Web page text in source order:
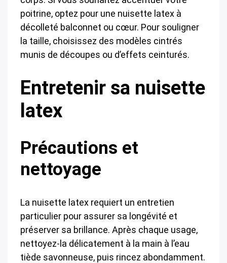
poitrine, optez pour une nuisette latex à
décolleté balconnet ou cœur. Pour souligner
la taille, choisissez des modèles cintrés
munis de découpes ou d’effets ceinturés.
Entretenir sa nuisette
latex
Précautions et
nettoyage
La nuisette latex requiert un entretien
particulier pour assurer sa longévité et
préserver sa brillance. Après chaque usage,
nettoyez-la délicatement à la main à l’eau
tiède savonneuse, puis rincez abondamment.